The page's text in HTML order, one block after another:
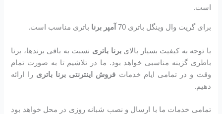
است.
برای گریت وال وینگل باتری 70 آمپر برنا باتری مناسب است.
با توجه به کیفیت بسیار بالایبرنا باتری نسبت به باقی برندها، برنا
باطری گزینه مناسبی خواهد بود. ما در تلاشیم تا به صورت تمام
وقت و در تمامی ایام خدمات فروش اینترنتی برنا باتری را ارائه
دهیم.
تمامی خدمات ما با ارسال و نصب شبانه روزی در محل خواهد بود